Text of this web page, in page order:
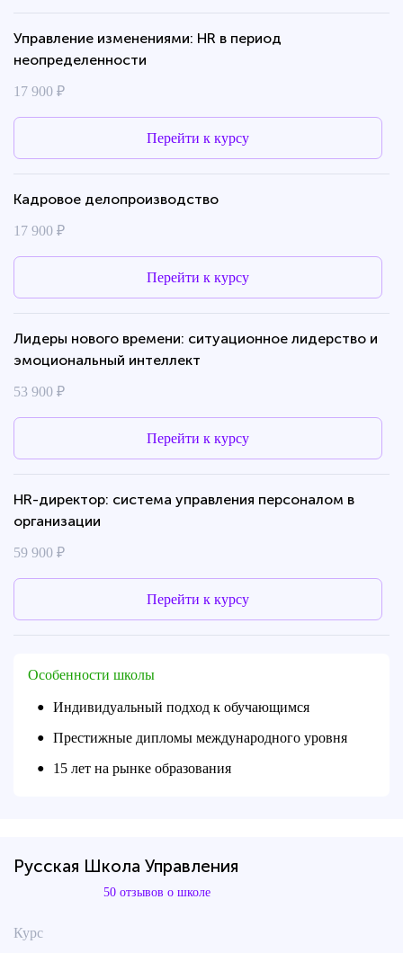
Управление изменениями: HR в период
неопределенности
17 900 ₽
Перейти к курсу
Кадровое делопроизводство
17 900 ₽
Перейти к курсу
Лидеры нового времени: ситуационное лидерство и
эмоциональный интеллект
53 900 ₽
Перейти к курсу
HR-директор: система управления персоналом в
организации
59 900 ₽
Перейти к курсу
Особенности школы
● Индивидуальный подход к обучающимся
● Престижные дипломы международного уровня
● 15 лет на рынке образования
Русская Школа Управления
50 отзывов о школе
Курс